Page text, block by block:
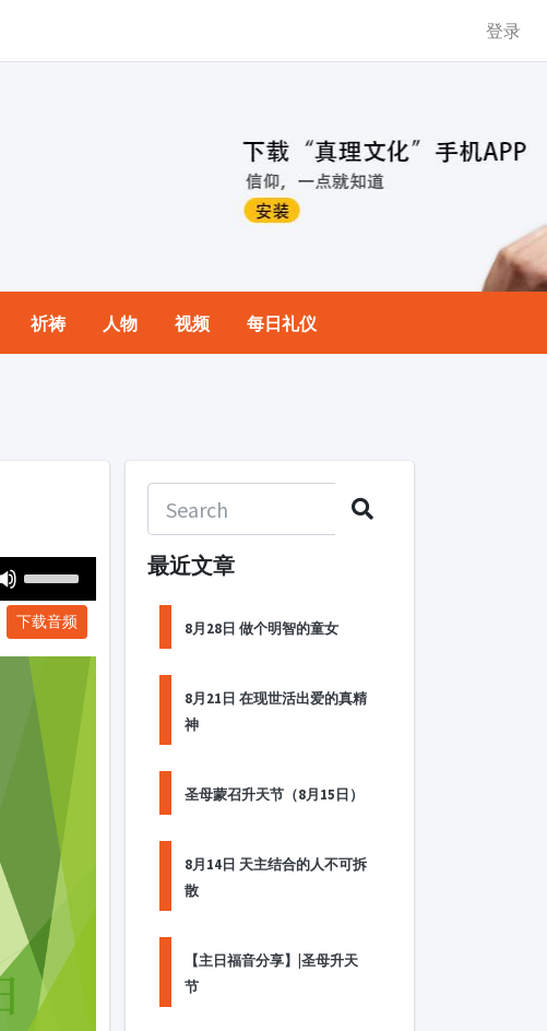
登录
祈祷 人物 视频 每日礼仪
Arrow
to
increase
decrease
volume.
下载音频
最近文章
8月28日 做个明智的童女
8月21日 在现世活出爱的真精
神
圣母蒙召升天节（8月15日）
8月14日 天主结合的人不可拆
散
【主日福音分享】|圣母升天
节